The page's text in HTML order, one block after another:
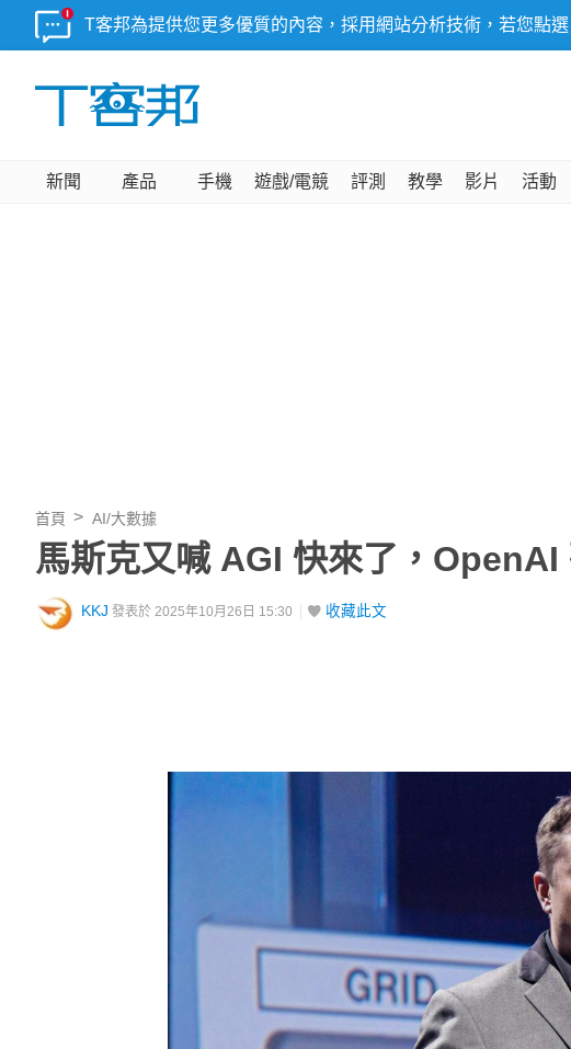
T客邦為提供您更多優質的內容，採用網站分析技術，若您點
新聞 產品 手機 遊戲/電競 評測 教學 影片 活動
首頁 AI/大數據
馬斯克又喊 AGI 快來了，
KKJ 發表於 2025年10月26日 15:30 收藏此文